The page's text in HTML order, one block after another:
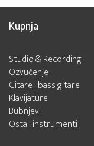
Kupnja
Studio & Recording
Ozvučenje
Gitare i bass gitare
Klavijature
Bubnjevi
Ostali instrumenti